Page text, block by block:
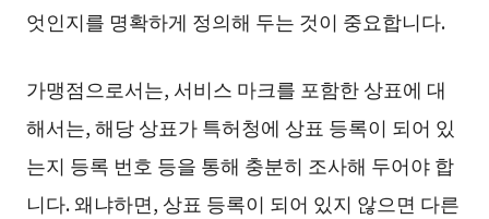
엇인지를 명확하게 정의해 두는 것이 중요합니다.
가맹점으로서는, 서비스 마크를 포함한 상표에 대
해서는, 해당 상표가 특허청에 상표 등록이 되어 있
는지 등록 번호 등을 통해 충분히 조사해 두어야 합
니다. 왜냐하면, 상표 등록이 되어 있지 않으면 다른